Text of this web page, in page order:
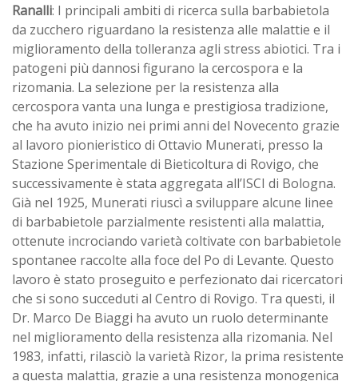
Ranalli: I principali ambiti di ricerca sulla barbabietola
da zucchero riguardano la resistenza alle malattie e il
miglioramento della tolleranza agli stress abiotici. Tra i
patogeni più dannosi figurano la cercospora e la
rizomania. La selezione per la resistenza alla
cercospora vanta una lunga e prestigiosa tradizione,
che ha avuto inizio nei primi anni del Novecento grazie
al lavoro pionieristico di Ottavio Munerati, presso la
Stazione Sperimentale di Bieticoltura di Rovigo, che
successivamente è stata aggregata all’ISCI di Bologna.
Già nel 1925, Munerati riuscì a sviluppare alcune linee
di barbabietole parzialmente resistenti alla malattia,
ottenute incrociando varietà coltivate con barbabietole
spontanee raccolte alla foce del Po di Levante. Questo
lavoro è stato proseguito e perfezionato dai ricercatori
che si sono succeduti al Centro di Rovigo. Tra questi, il
Dr. Marco De Biaggi ha avuto un ruolo determinante
nel miglioramento della resistenza alla rizomania. Nel
1983, infatti, rilasciò la varietà Rizor, la prima resistente
a questa malattia, grazie a una resistenza monogenica